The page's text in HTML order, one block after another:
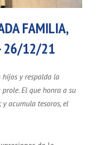
FAMILIA,
26/12/21
hijos y respalda la
El que honra a su
acumula tesoros, el